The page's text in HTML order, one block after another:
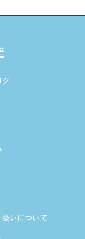
グ
いについて